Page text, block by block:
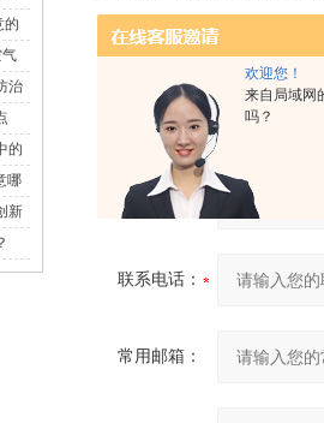
欢迎您！
来自局域网
吗？
的
治
的
哪
新
产品：
您的单位：
您的姓名：
联系电话：
常用邮箱：